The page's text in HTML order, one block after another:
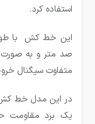
استفاده کرد.
این خط کش با
صد متر و به
متفاوت سیگنال
در این مدل خط کش
یک برد مقاومت